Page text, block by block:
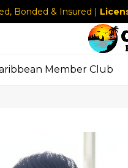
Bonded & Insured |
Member Club